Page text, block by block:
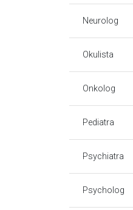
Neurolog
Okulista
Onkolog
Pediatra
Psychiatra
Psycholog